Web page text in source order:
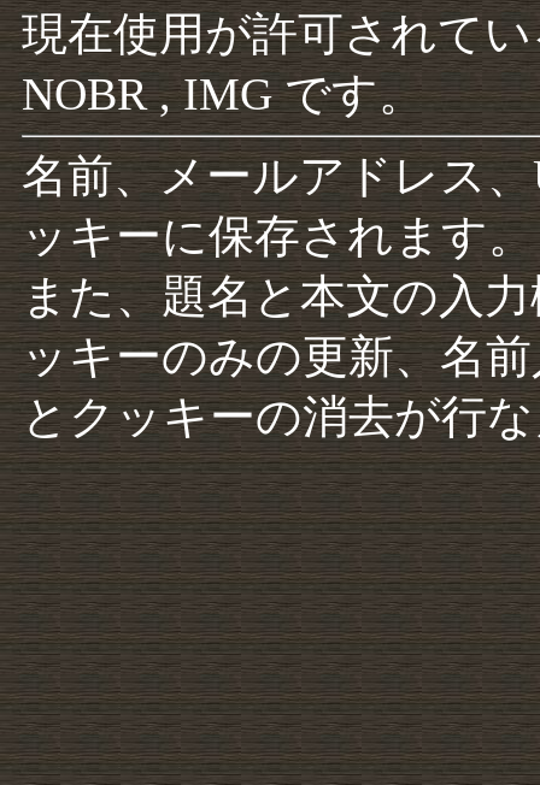
現在使用が許可されて
NOBR , IMG です。
名前、メールアドレス
ッキーに保存されます。
また、題名と本文の入
ッキーのみの更新、名
とクッキーの消去が行